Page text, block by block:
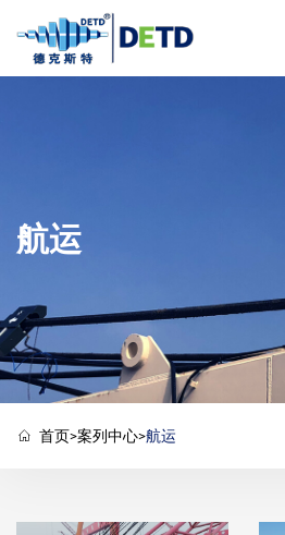
航运
首页>案列中心>航运